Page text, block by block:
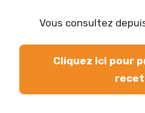
Vous consultez
Cliquez ici pour